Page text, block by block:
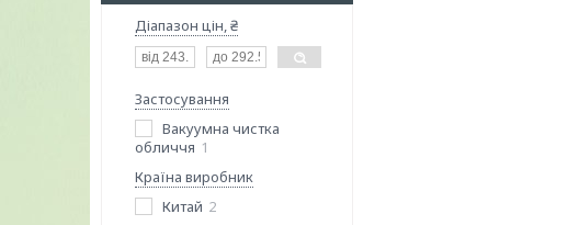
Діапазон цін, ₴
Застосування
Вакуумна чистка
обличчя 1
Країна виробник
Китай 2